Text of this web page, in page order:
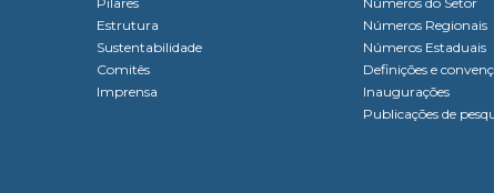
Estrutura
Sustentabilidade
Comitês
Imprensa
Números Regionais
Números Estaduais
Definições e
Inaugurações
Publicações de